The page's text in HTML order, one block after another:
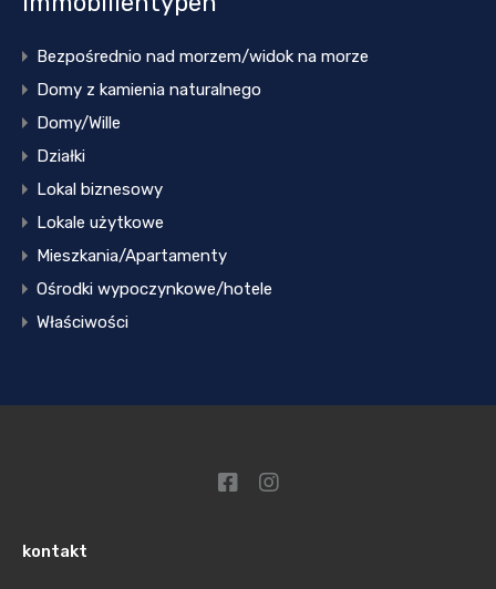
Bezpośrednio nad morzem/widok na morze
Domy z kamienia naturalnego
Domy/Wille
Działki
Lokal biznesowy
Lokale użytkowe
Mieszkania/Apartamenty
Ośrodki wypoczynkowe/hotele
Właściwości
kontakt